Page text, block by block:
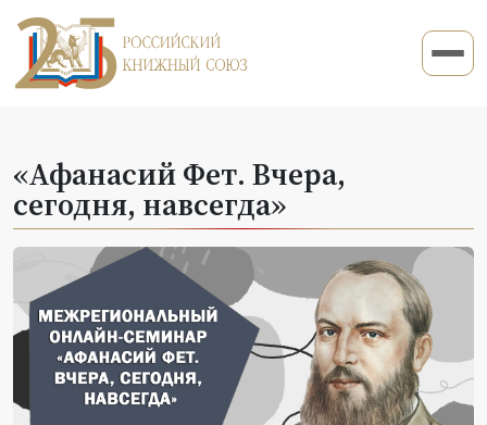
«Афанасий Фет. Вчера,
сегодня, навсегда»